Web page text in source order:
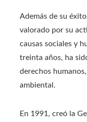
Además de su
valorado por su
causas sociales y
treinta años, ha
derechos
ambiental.
En 1991, creó la